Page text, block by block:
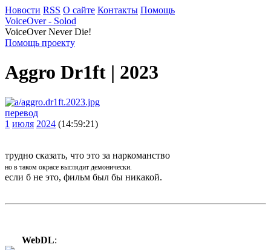
Новости RSS О сайте Контакты Помощь
VoiceOver - Solod
VoiceOver Never Die!
Помощь проекту
Aggro Dr1ft | 2023
перевод
1 июля 2024 (14:59:21)
трудно сказать, что это за наркоманство
но в таком окрасе выглядит демонически.
если б не это, фильм был бы никакой.
WebDL: